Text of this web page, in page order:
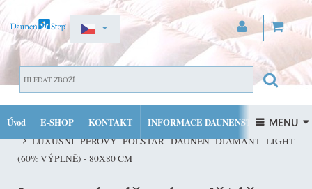
PŘIHLÁSIT SE
Úvod E-SHOP KONTAKT INFORMACE DAUNENSTEP
FACEBOOK INSTAGRAM
 MENU 
DOMŮ
PÉŘOVÉ POLŠTÁŘE DAUNENSTEP VŠECH VELIKOSTÍ A TYPŮ
LUXUSNÍ PÉŘOVÝ POLŠTÁŘ DAUNEN DIAMANT LIGHT
(60% VÝPLNĚ) - 80X80 CM